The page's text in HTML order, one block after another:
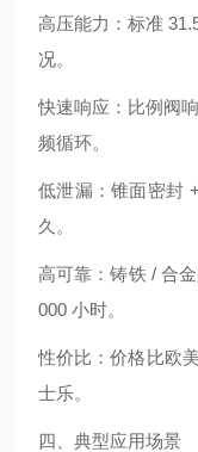
高压能力：标准
况。
快速响应：比例阀
频循环。
低泄漏：锥面密封
久。
高可靠：铸铁 / 合
000 小时。
性价比：价格比欧
士乐。
四、典型应用场景